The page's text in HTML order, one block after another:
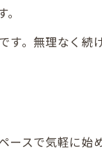
。無理なく続
スで気軽に始